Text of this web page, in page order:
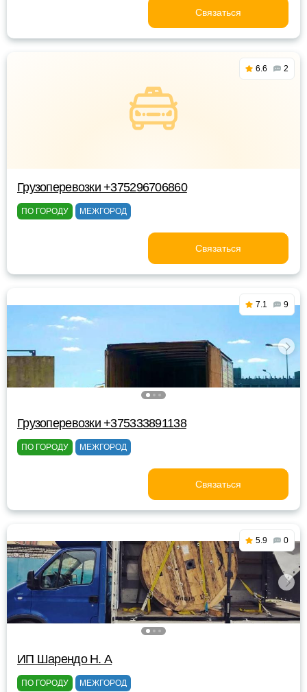
Связаться
6.6 2
Грузоперевозки +375296706860
ПО ГОРОДУ МЕЖГОРОД
Связаться
7.1 9
Грузоперевозки +375333891138
ПО ГОРОДУ МЕЖГОРОД
Связаться
5.9 0
ИП Шарендо Н. А
ПО ГОРОДУ МЕЖГОРОД